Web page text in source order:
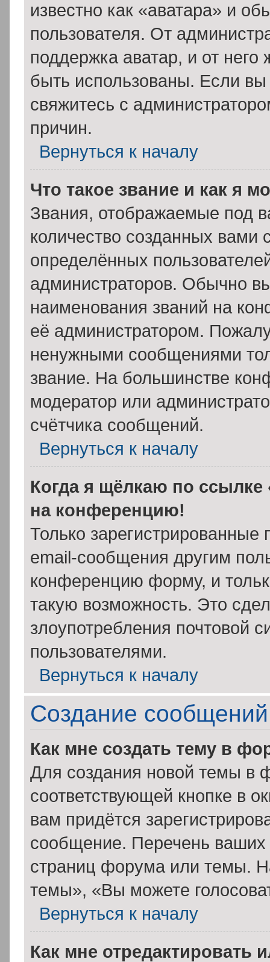
известно как «аватара» и
пользователя. От
поддержка аватар, и от него
быть использованы. Если
свяжитесь с
причин.
Вернуться к началу
Что такое звание и как я
Звания, отображаемые под
количество созданных
определённых
администраторов. Обычно
наименования званий на
её администратором.
ненужными сообщениями
звание. На большинстве
модератор или
счётчика сообщений.
Вернуться к началу
Когда я щёлкаю по ссылке
на конференцию!
Только зарегистрированные
email-сообщения другим
конференцию форму, и
такую возможность. Это
злоупотребления почтовой
пользователями.
Вернуться к началу
Создание сообщений
Как мне создать тему в
Для создания новой темы в
соответствующей кнопке в
вам придётся
сообщение. Перечень ваших
страниц форума или темы.
темы», «Вы можете
Вернуться к началу
Как мне отредактировать